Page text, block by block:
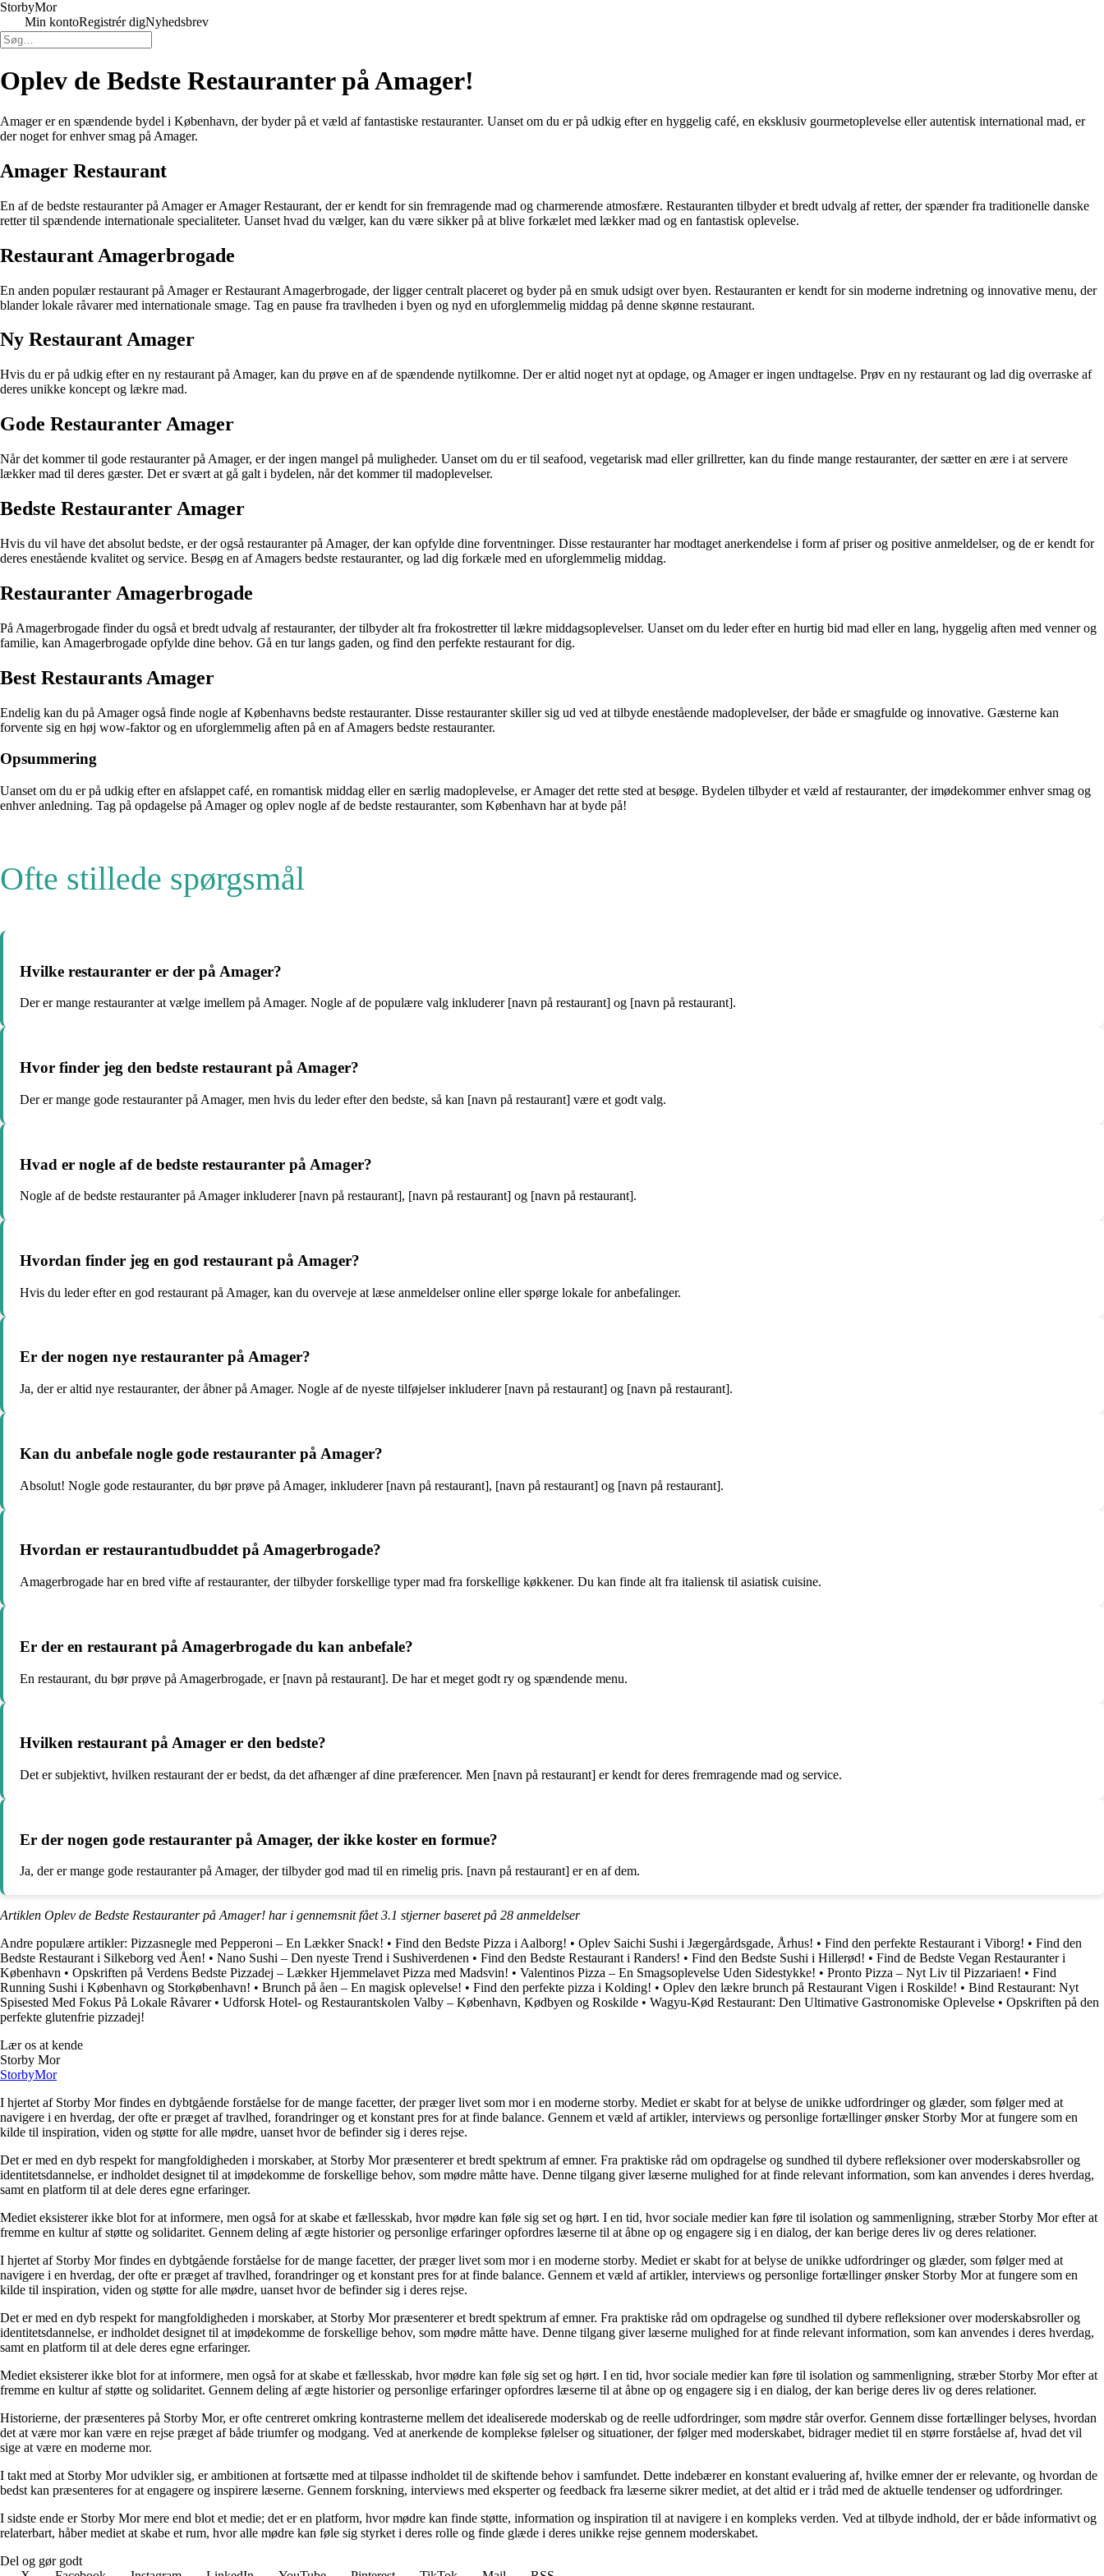
StorbyMor
Min kontoRegistrér digNyhedsbrev
Oplev de Bedste Restauranter på Amager!
Amager er en spændende bydel i København, der byder på et væld af fantastiske restauranter. Uanset om du er på udkig efter en hyggelig café, en eksklusiv gourmetoplevelse eller autentisk international mad, er
der noget for enhver smag på Amager.
Amager Restaurant
En af de bedste restauranter på Amager er Amager Restaurant, der er kendt for sin fremragende mad og charmerende atmosfære. Restauranten tilbyder et bredt udvalg af retter, der spænder fra traditionelle danske
retter til spændende internationale specialiteter. Uanset hvad du vælger, kan du være sikker på at blive forkælet med lækker mad og en fantastisk oplevelse.
Restaurant Amagerbrogade
En anden populær restaurant på Amager er Restaurant Amagerbrogade, der ligger centralt placeret og byder på en smuk udsigt over byen. Restauranten er kendt for sin moderne indretning og innovative menu, der
blander lokale råvarer med internationale smage. Tag en pause fra travlheden i byen og nyd en uforglemmelig middag på denne skønne restaurant.
Ny Restaurant Amager
Hvis du er på udkig efter en ny restaurant på Amager, kan du prøve en af de spændende nytilkomne. Der er altid noget nyt at opdage, og Amager er ingen undtagelse. Prøv en ny restaurant og lad dig overraske af
deres unikke koncept og lækre mad.
Gode Restauranter Amager
Når det kommer til gode restauranter på Amager, er der ingen mangel på muligheder. Uanset om du er til seafood, vegetarisk mad eller grillretter, kan du finde mange restauranter, der sætter en ære i at servere
lækker mad til deres gæster. Det er svært at gå galt i bydelen, når det kommer til madoplevelser.
Bedste Restauranter Amager
Hvis du vil have det absolut bedste, er der også restauranter på Amager, der kan opfylde dine forventninger. Disse restauranter har modtaget anerkendelse i form af priser og positive anmeldelser, og de er kendt for
deres enestående kvalitet og service. Besøg en af Amagers bedste restauranter, og lad dig forkæle med en uforglemmelig middag.
Restauranter Amagerbrogade
På Amagerbrogade finder du også et bredt udvalg af restauranter, der tilbyder alt fra frokostretter til lækre middagsoplevelser. Uanset om du leder efter en hurtig bid mad eller en lang, hyggelig aften med venner og
familie, kan Amagerbrogade opfylde dine behov. Gå en tur langs gaden, og find den perfekte restaurant for dig.
Best Restaurants Amager
Endelig kan du på Amager også finde nogle af Københavns bedste restauranter. Disse restauranter skiller sig ud ved at tilbyde enestående madoplevelser, der både er smagfulde og innovative. Gæsterne kan
forvente sig en høj wow-faktor og en uforglemmelig aften på en af Amagers bedste restauranter.
Opsummering
Uanset om du er på udkig efter en afslappet café, en romantisk middag eller en særlig madoplevelse, er Amager det rette sted at besøge. Bydelen tilbyder et væld af restauranter, der imødekommer enhver smag og
enhver anledning. Tag på opdagelse på Amager og oplev nogle af de bedste restauranter, som København har at byde på!
Ofte stillede spørgsmål
Hvilke restauranter er der på Amager?
Der er mange restauranter at vælge imellem på Amager. Nogle af de populære valg inkluderer [navn på restaurant] og [navn på restaurant].
Hvor finder jeg den bedste restaurant på Amager?
Der er mange gode restauranter på Amager, men hvis du leder efter den bedste, så kan [navn på restaurant] være et godt valg.
Hvad er nogle af de bedste restauranter på Amager?
Nogle af de bedste restauranter på Amager inkluderer [navn på restaurant], [navn på restaurant] og [navn på restaurant].
Hvordan finder jeg en god restaurant på Amager?
Hvis du leder efter en god restaurant på Amager, kan du overveje at læse anmeldelser online eller spørge lokale for anbefalinger.
Er der nogen nye restauranter på Amager?
Ja, der er altid nye restauranter, der åbner på Amager. Nogle af de nyeste tilføjelser inkluderer [navn på restaurant] og [navn på restaurant].
Kan du anbefale nogle gode restauranter på Amager?
Absolut! Nogle gode restauranter, du bør prøve på Amager, inkluderer [navn på restaurant], [navn på restaurant] og [navn på restaurant].
Hvordan er restaurantudbuddet på Amagerbrogade?
Amagerbrogade har en bred vifte af restauranter, der tilbyder forskellige typer mad fra forskellige køkkener. Du kan finde alt fra italiensk til asiatisk cuisine.
Er der en restaurant på Amagerbrogade du kan anbefale?
En restaurant, du bør prøve på Amagerbrogade, er [navn på restaurant]. De har et meget godt ry og spændende menu.
Hvilken restaurant på Amager er den bedste?
Det er subjektivt, hvilken restaurant der er bedst, da det afhænger af dine præferencer. Men [navn på restaurant] er kendt for deres fremragende mad og service.
Er der nogen gode restauranter på Amager, der ikke koster en formue?
Ja, der er mange gode restauranter på Amager, der tilbyder god mad til en rimelig pris. [navn på restaurant] er en af dem.
Artiklen Oplev de Bedste Restauranter på Amager! har i gennemsnit fået3.1 stjerner baseret på 28 anmeldelser
Andre populære artikler: Pizzasnegle med Pepperoni – En Lækker Snack! • Find den Bedste Pizza i Aalborg! • Oplev Saichi Sushi i Jægergårdsgade, Århus! • Find den perfekte Restaurant i Viborg! • Find den
Bedste Restaurant i Silkeborg ved Åen! • Nano Sushi – Den nyeste Trend i Sushiverdenen • Find den Bedste Restaurant i Randers! • Find den Bedste Sushi i Hillerød! • Find de Bedste Vegan Restauranter i
København • Opskriften på Verdens Bedste Pizzadej – Lækker Hjemmelavet Pizza med Madsvin! • Valentinos Pizza – En Smagsoplevelse Uden Sidestykke! • Pronto Pizza – Nyt Liv til Pizzariaen! • Find
Running Sushi i København og Storkøbenhavn! • Brunch på åen – En magisk oplevelse! • Find den perfekte pizza i Kolding! • Oplev den lækre brunch på Restaurant Vigen i Roskilde! • Bind Restaurant: Nyt
Spisested Med Fokus På Lokale Råvarer• Udforsk Hotel- og Restaurantskolen Valby – København, Kødbyen og Roskilde • Wagyu-Kød Restaurant: Den Ultimative Gastronomiske Oplevelse • Opskriften på den
perfekte glutenfrie pizzadej!
Lær os at kende
Storby Mor
StorbyMor
I hjertet af Storby Mor findes en dybtgående forståelse for de mange facetter, der præger livet som mor i en moderne storby. Mediet er skabt for at belyse de unikke udfordringer og glæder, som følger med at
navigere i en hverdag, der ofte er præget af travlhed, forandringer og et konstant pres for at finde balance. Gennem et væld af artikler, interviews og personlige fortællinger ønsker Storby Mor at fungere som en
kilde til inspiration, viden og støtte for alle mødre, uanset hvor de befinder sig i deres rejse.
Det er med en dyb respekt for mangfoldigheden i morskaber, at Storby Mor præsenterer et bredt spektrum af emner. Fra praktiske råd om opdragelse og sundhed til dybere refleksioner over moderskabsroller og
identitetsdannelse, er indholdet designet til at imødekomme de forskellige behov, som mødre måtte have. Denne tilgang giver læserne mulighed for at finde relevant information, som kan anvendes i deres hverdag,
samt en platform til at dele deres egne erfaringer.
Mediet eksisterer ikke blot for at informere, men også for at skabe et fællesskab, hvor mødre kan føle sig set og hørt. I en tid, hvor sociale medier kan føre til isolation og sammenligning, stræber Storby Mor efter at
fremme en kultur af støtte og solidaritet. Gennem deling af ægte historier og personlige erfaringer opfordres læserne til at åbne op og engagere sig i en dialog, der kan berige deres liv og deres relationer.
I hjertet af Storby Mor findes en dybtgående forståelse for de mange facetter, der præger livet som mor i en moderne storby. Mediet er skabt for at belyse de unikke udfordringer og glæder, som følger med at
navigere i en hverdag, der ofte er præget af travlhed, forandringer og et konstant pres for at finde balance. Gennem et væld af artikler, interviews og personlige fortællinger ønsker Storby Mor at fungere som en
kilde til inspiration, viden og støtte for alle mødre, uanset hvor de befinder sig i deres rejse.
Det er med en dyb respekt for mangfoldigheden i morskaber, at Storby Mor præsenterer et bredt spektrum af emner. Fra praktiske råd om opdragelse og sundhed til dybere refleksioner over moderskabsroller og
identitetsdannelse, er indholdet designet til at imødekomme de forskellige behov, som mødre måtte have. Denne tilgang giver læserne mulighed for at finde relevant information, som kan anvendes i deres hverdag,
samt en platform til at dele deres egne erfaringer.
Mediet eksisterer ikke blot for at informere, men også for at skabe et fællesskab, hvor mødre kan føle sig set og hørt. I en tid, hvor sociale medier kan føre til isolation og sammenligning, stræber Storby Mor efter at
fremme en kultur af støtte og solidaritet. Gennem deling af ægte historier og personlige erfaringer opfordres læserne til at åbne op og engagere sig i en dialog, der kan berige deres liv og deres relationer.
Historierne, der præsenteres på Storby Mor, er ofte centreret omkring kontrasterne mellem det idealiserede moderskab og de reelle udfordringer, som mødre står overfor. Gennem disse fortællinger belyses, hvordan
det at være mor kan være en rejse præget af både triumfer og modgang. Ved at anerkende de komplekse følelser og situationer, der følger med moderskabet, bidrager mediet til en større forståelse af, hvad det vil
sige at være en moderne mor.
I takt med at Storby Mor udvikler sig, er ambitionen at fortsætte med at tilpasse indholdet til de skiftende behov i samfundet. Dette indebærer en konstant evaluering af, hvilke emner der er relevante, og hvordan de
bedst kan præsenteres for at engagere og inspirere læserne. Gennem forskning, interviews med eksperter og feedback fra læserne sikrer mediet, at det altid er i tråd med de aktuelle tendenser og udfordringer.
I sidste ende er Storby Mor mere end blot et medie; det er en platform, hvor mødre kan finde støtte, information og inspiration til at navigere i en kompleks verden. Ved at tilbyde indhold, der er både informativt og
relaterbart, håber mediet at skabe et rum, hvor alle mødre kan føle sig styrket i deres rolle og finde glæde i deres unikke rejse gennem moderskabet.
Del og gør godt